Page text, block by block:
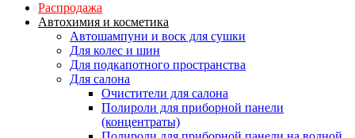
Распродажа
Автохимия и косметика
Автошампуни и воск для сушки
Для колес и шин
Для подкапотного пространства
Для салона
Очистители для салона
Полироли для приборной панели
(концентраты)